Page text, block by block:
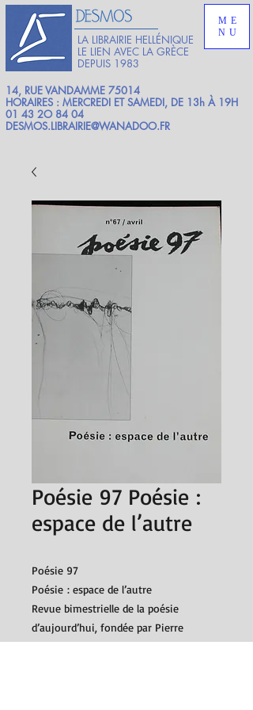
LA LIBRAIRIE HELLÉNIQUE
LE LIEN AVEC LA GRÈCE
DEPUIS 1983
ME
NU
14, RUE VANDAMME 75014
HORAIRES : MERCREDI ET SAMEDI, DE 13h À 19H
01 43 2O 84 04
DESMOS.LIBRAIRIE@WANADOO.FR
Poésie 97 Poésie :
espace de l’autre
Poésie 97
Poésie : espace de l’autre
Revue bimestrielle de la poésie
d’aujourd’hui, fondée par Pierre
Seghers et publiée avec le concours de